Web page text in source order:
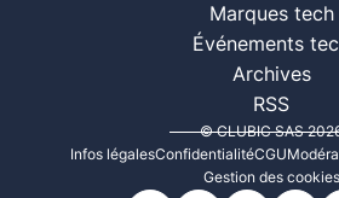
Marques tech
Événements
Archives
RSS
© CLUBIC SAS
Infos légalesConfidentialitéCGU
Gestion des cookies